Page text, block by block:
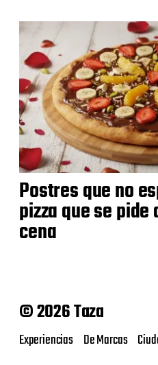
Postres que no
pizza que se
cena
© 2026 Taza
Experiencias De Marcas